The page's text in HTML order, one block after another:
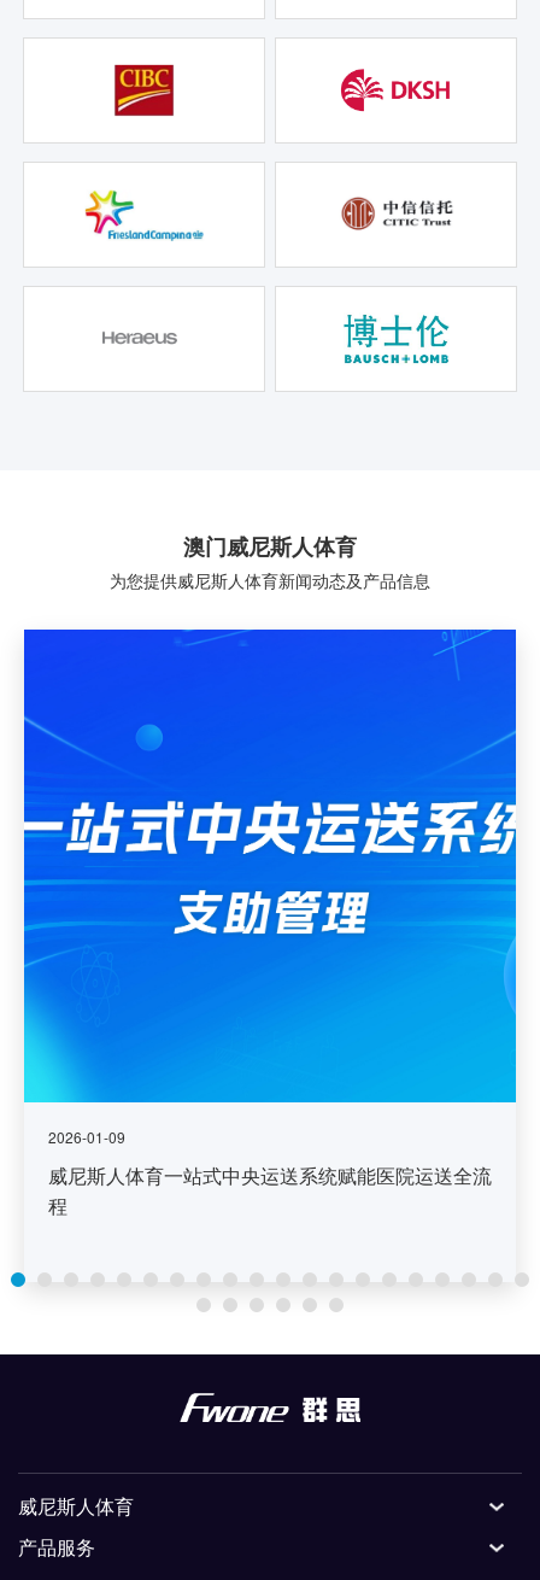
澳门威尼斯人体育
为您提供威尼斯人体育新闻动态及产品信息
2026-01-09
威尼斯人体育一站式中央运送系统赋能医院运送全流
程
威尼斯人体育
产品服务